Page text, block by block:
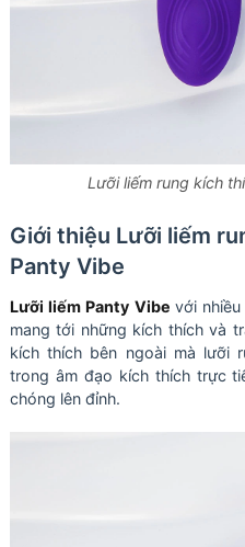
Lưỡi liếm rung kích
Giới thiệu Lưỡi liếm
Panty Vibe
Lưỡi liếm Panty Vibe với
mang tới những kích thích và
kích thích bên ngoài mà lưỡi
trong âm đạo kích thích trực
chóng lên đỉnh.